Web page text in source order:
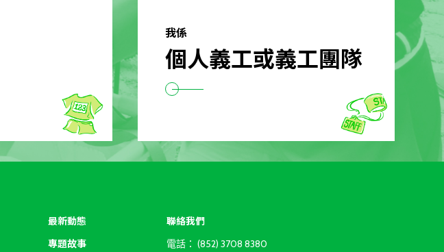
我係
個人義工或義工團隊
最新動態
專題故事
聯絡我們
電話： (852) 3708 8380